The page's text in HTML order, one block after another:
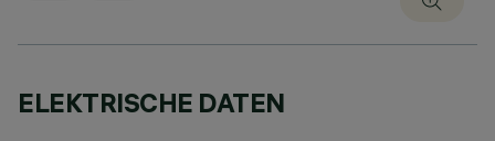
ELEKTRISCHE DATEN